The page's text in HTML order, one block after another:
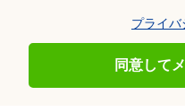
プライバ
同意して